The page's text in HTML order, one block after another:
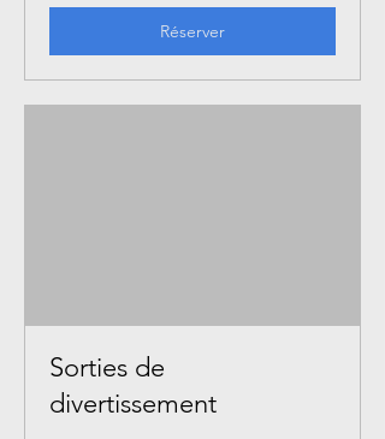
Réserver
Sorties de
divertissement